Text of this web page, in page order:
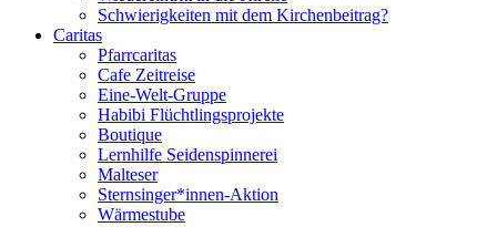
Schwierigkeiten mit dem Kirchenbeitrag?
Caritas
Pfarrcaritas
Cafe Zeitreise
Eine-Welt-Gruppe
Habibi Flüchtlingsprojekte
Boutique
Lernhilfe Seidenspinnerei
Malteser
Sternsinger*innen-Aktion
Wärmestube